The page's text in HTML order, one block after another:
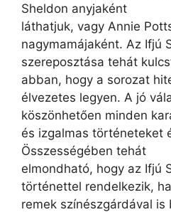
Sheldon anyjaként
láthatjuk, vagy Annie
nagymamájaként. Az Ifjú
szereposztása tehát
abban, hogy a sorozat
élvezetes legyen. A jó
köszönhetően minden
és izgalmas történeteket
Összességében tehát
elmondható, hogy az Ifjú
történettel rendelkezik,
remek színészgárdával is